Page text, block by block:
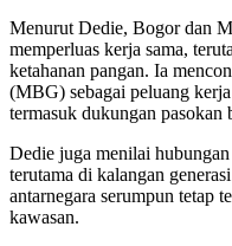
Menurut Dedie, Bogor dan
memperluas kerja sama,
ketahanan pangan. Ia
(MBG) sebagai peluang
termasuk dukungan pasokan
Dedie juga menilai
terutama di kalangan
antarnegara serumpun tetap
kawasan.